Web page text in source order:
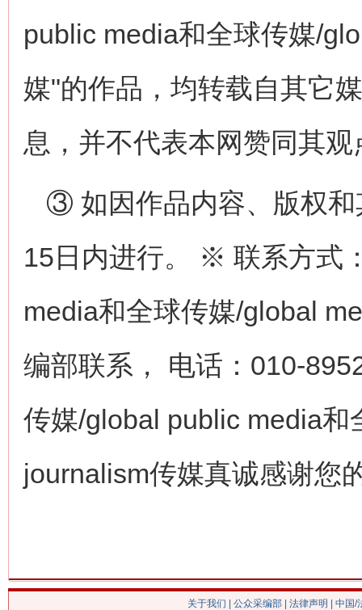
public media和全球传媒/
媒"的作品，均转载自其它
息，并不代表本网赞同其
③ 如因作品内容、版权和
15日内进行。 ※ 联系方式
media和全球传媒/global
编部联系， 电话：010-
传媒/global public media
journalism传媒真诚感谢您
关于我们 公众采编部 法律声明 | 中国